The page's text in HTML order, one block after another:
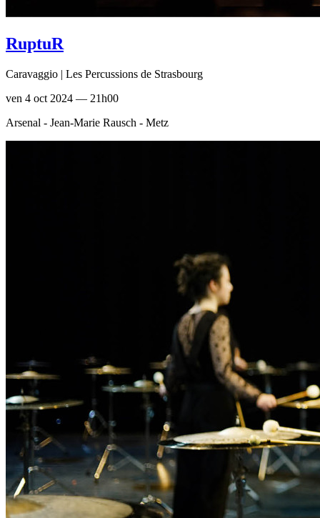
RuptuR
Caravaggio | Les Percussions de Strasbourg
ven 4 oct 2024 — 21h00
Arsenal - Jean-Marie Rausch - Metz